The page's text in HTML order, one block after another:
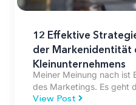
12 Effektive
der Markenidentität
Kleinunternehmens
Meiner Meinung nach ist
des Marketings. Es geht
View Post